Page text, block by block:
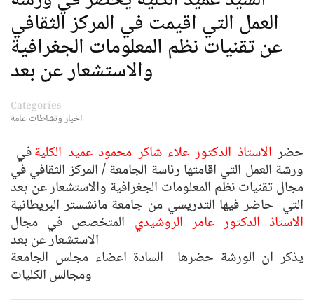
العمل التي اقيمت في المركز الثقافي
عن تقنيات نظم المعلومات الجغرافية
والاستشعار عن بعد
Categories
اخبار ونشاطات عامة
حضر الاستاذ الدكتور علاء شاكر محمود عميد الكليةفي
ورشة العمل التي اقامتها رئاسة الجامعة / المركز الثقافي في
مجال تقنيات نظم المعلومات الجغرافية والاستشعار عن بعد
التي حاضر فيها التدريسي من جامعة مانشستر البريطانية
الاستاذ الدكتور عامر الروشيدي المتخصص في مجال
يذكر ان الورشة حضرها السادة اعضاء مجلس الجامعة
ومجالس الكليات